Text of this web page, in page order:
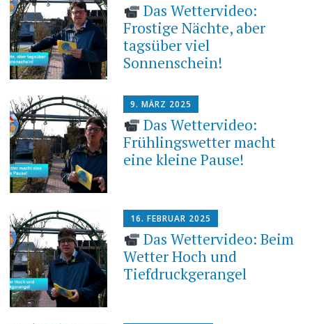
Das Wettervideo:
Frostige Nächte, aber
tagsüber viel
Sonnenschein!
9. MÄRZ 2025
Das Wettervideo:
Frühlingswetter macht
eine kleine Pause!
16. FEBRUAR 2025
Das Wettervideo: Beim
Wetter Hoch und
Tiefdruckgerangel